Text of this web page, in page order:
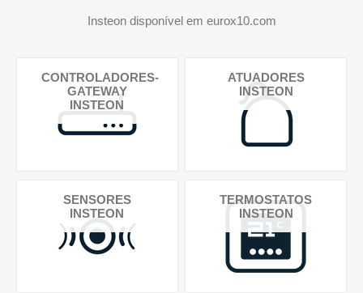
Insteon disponível em eurox10.com
CONTROLADORES-
GATEWAY
INSTEON
ATUADORES
INSTEON
SENSORES
INSTEON
TERMOSTATOS
INSTEON